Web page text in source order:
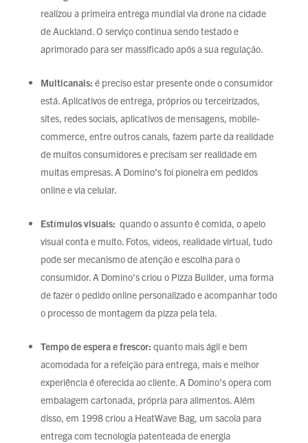
realizou a primeira entrega mundial via drone na cidade
de Auckland. O serviço continua sendo testado e
aprimorado para ser massificado após a sua regulação.
Multicanais: é preciso estar presente onde o consumidor
está. Aplicativos de entrega, próprios ou terceirizados,
sites, redes sociais, aplicativos de mensagens, mobile-
commerce, entre outros canais, fazem parte da realidade
de muitos consumidores e precisam ser realidade em
muitas empresas. A Domino’s foi pioneira em pedidos
online e via celular.
Estímulos visuais: quando o assunto é comida, o apelo
visual conta e muito. Fotos, vídeos, realidade virtual, tudo
pode ser mecanismo de atenção e escolha para o
consumidor. A Domino’s criou o Pizza Builder, uma forma
de fazer o pedido online personalizado e acompanhar todo
o processo de montagem da pizza pela tela.
Tempo de espera e frescor: quanto mais ágil e bem
acomodada for a refeição para entrega, mais e melhor
experiência é oferecida ao cliente. A Domino’s opera com
embalagem cartonada, própria para alimentos. Além
disso, em 1998 criou a HeatWave Bag, um sacola para
entrega com tecnologia patenteada de energia